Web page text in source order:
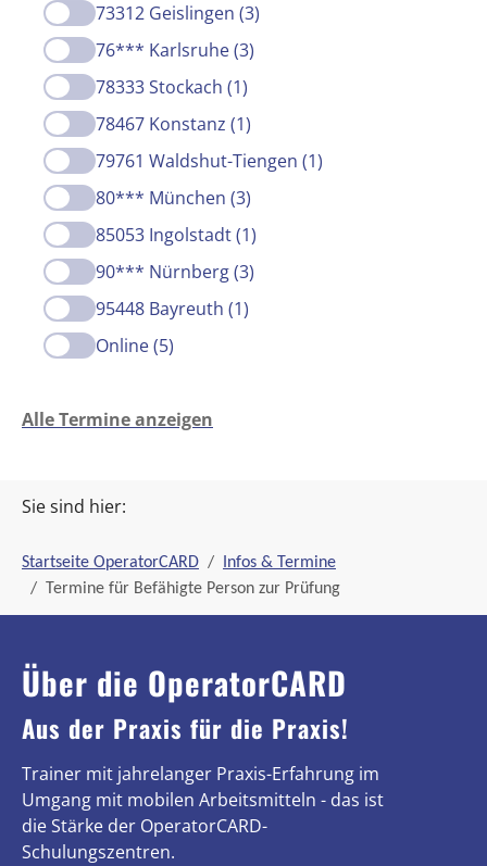
73312 Geislingen (3)
76*** Karlsruhe (3)
78333 Stockach (1)
78467 Konstanz (1)
79761 Waldshut-Tiengen (1)
80*** München (3)
85053 Ingolstadt (1)
90*** Nürnberg (3)
95448 Bayreuth (1)
Online (5)
Alle Termine anzeigen
Sie sind hier:
Startseite OperatorCARD
Infos & Termine
Termine für Befähigte Person zur Prüfung
Über die OperatorCARD
Aus der Praxis für die Praxis!
Trainer mit jahrelanger Praxis-Erfahrung im
Umgang mit mobilen Arbeitsmitteln - das ist
die Stärke der OperatorCARD-
Schulungszentren.